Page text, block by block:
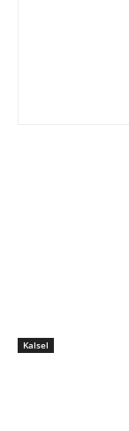
Kalsel